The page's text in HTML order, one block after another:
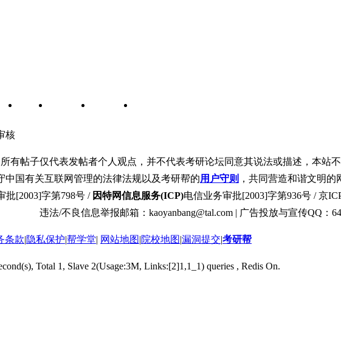
核
有帖子仅代表发帖者个人观点，并不代表考研论坛同意其说法或描述，本站
中国有关互联网管理的法律法规以及考研帮的用户守则 ，共同营造和谐文明
批[2003]字第798号 / 因特网信息服务(ICP)电信业务审批[2003]字第936号 / 京
违法/不良信息举报邮箱：kaoyanbang@tal.com | 广告投放与宣传QQ：
条款|隐私保护|帮学堂| 网站地图|院校地图|漏洞提交|考研帮
Total 1, Slave 2(Usage:3M, Links:[2]1,1_1) queries , Redis On.